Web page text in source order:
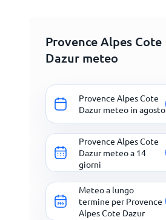
Provence Alpes Cote
Dazur meteo
Provence Alpes Cote
Dazur meteo in agosto
Provence Alpes Cote
Dazur meteo a 14
giorni
Meteo a lungo
termine per Provence
Alpes Cote Dazur